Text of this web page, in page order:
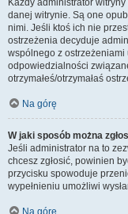
Każdy administrator
danej witrynie. Są one
nimi. Jeśli ktoś ich nie
ostrzeżenia decyduje
wspólnego z
odpowiedzialności
otrzymałeś/otrzymałaś
Na górę
W jaki sposób można
Jeśli administrator na to
chcesz zgłosić, powinien
przycisku spowoduje
wypełnieniu umożliwi
Na górę